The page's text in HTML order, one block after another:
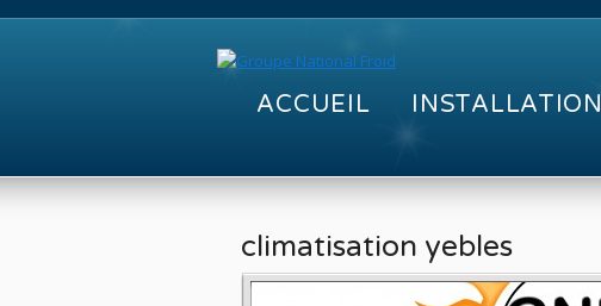
ACCUEIL INSTALLATION
climatisation yebles